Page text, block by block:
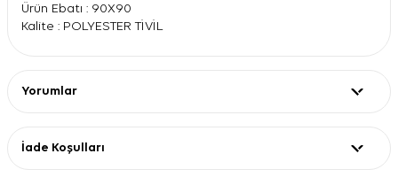
Ürün Ebatı : 90X90
Kalite : POLYESTER TİVİL
Yorumlar
İade Koşulları